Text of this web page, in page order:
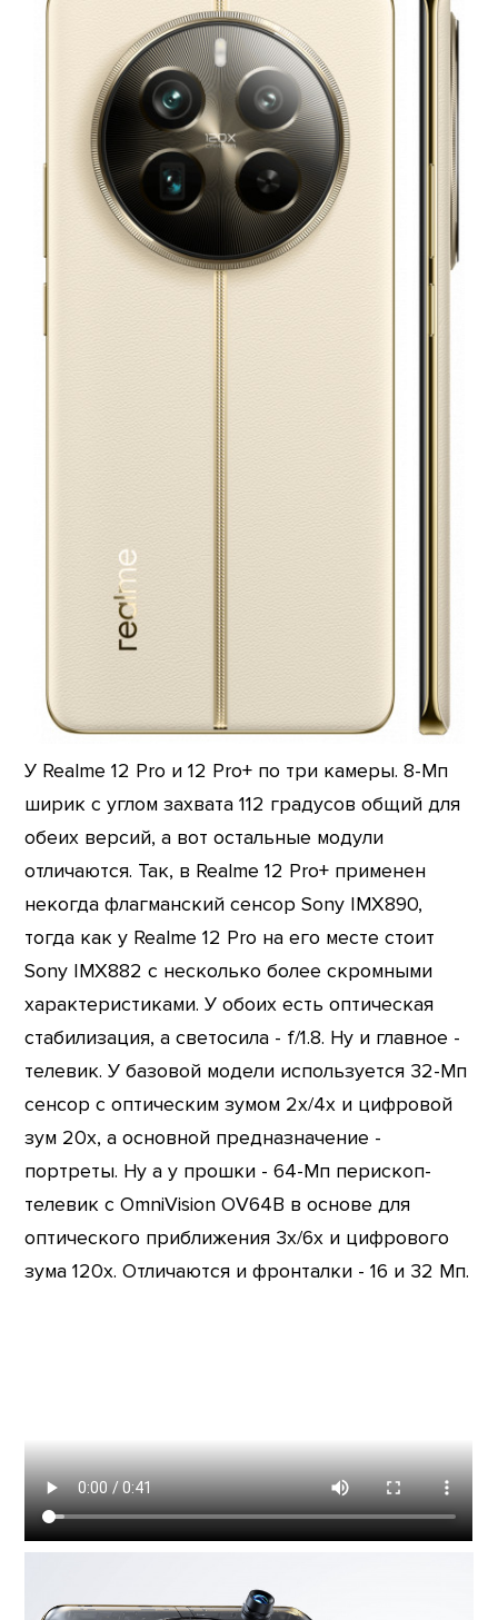
У Realme 12 Pro и 12 Pro+ по три камеры. 8-Мп
ширик с углом захвата 112 градусов общий для
обеих версий, а вот остальные модули
отличаются. Так, в Realme 12 Pro+ применен
некогда флагманский сенсор Sony IMX890,
тогда как у Realme 12 Pro на его месте стоит
Sony IMX882 с несколько более скромными
характеристиками. У обоих есть оптическая
стабилизация, а светосила - f/1.8. Ну и главное -
телевик. У базовой модели используется 32-Мп
сенсор с оптическим зумом 2х/4х и цифровой
зум 20х, а основной предназначение -
портреты. Ну а у прошки - 64-Мп перископ-
телевик с OmniVision OV64B в основе для
оптического приближения 3х/6х и цифрового
зума 120х. Отличаются и фронталки - 16 и 32 Мп.